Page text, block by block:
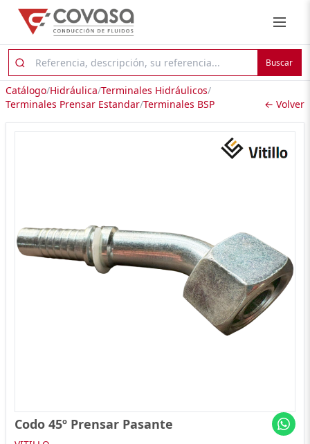
Buscar
Catálogo/Hidráulica/Terminales Hidráulicos/
Terminales Prensar Estandar/Terminales BSP ← Volver
Codo 45º Prensar Pasante